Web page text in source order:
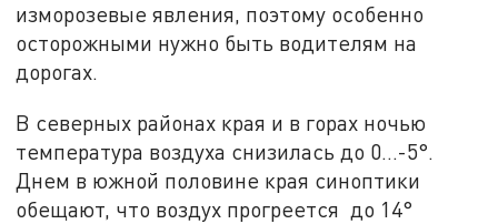
изморозевые явления, поэтому особенно
осторожными нужно быть водителям на
дорогах.
В северных районах края и в горах ночью
температура воздуха снизилась до 0…-5°.
Днем в южной половине края синоптики
обещают, что воздух прогреется до 14°